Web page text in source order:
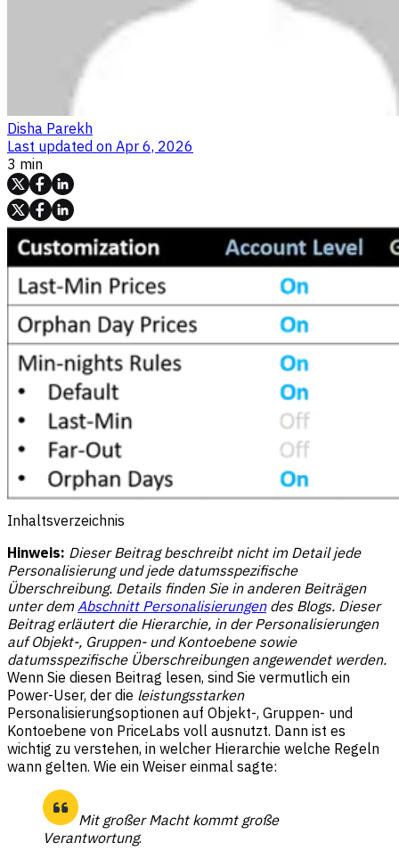
Disha Parekh
Last updated on Apr 6, 2026
3 min
Inhaltsverzeichnis
Hinweis: Dieser Beitrag beschreibt nicht im Detail jede
Personalisierung und jede datumsspezifische
Überschreibung. Details finden Sie in anderen Beiträgen
unter dem Abschnitt Personalisierungendes Blogs. Dieser
Beitrag erläutert die Hierarchie, in der Personalisierungen
auf Objekt-, Gruppen- und Kontoebene sowie
datumsspezifische Überschreibungen angewendet werden.
Wenn Sie diesen Beitrag lesen, sind Sie vermutlich ein
Power-User, der die leistungsstarken
Personalisierungsoptionen auf Objekt-, Gruppen- und
Kontoebene von PriceLabs voll ausnutzt. Dann ist es
wichtig zu verstehen, in welcher Hierarchie welche Regeln
wann gelten. Wie ein Weiser einmal sagte:
Mit großer Macht kommt große
Verantwortung.